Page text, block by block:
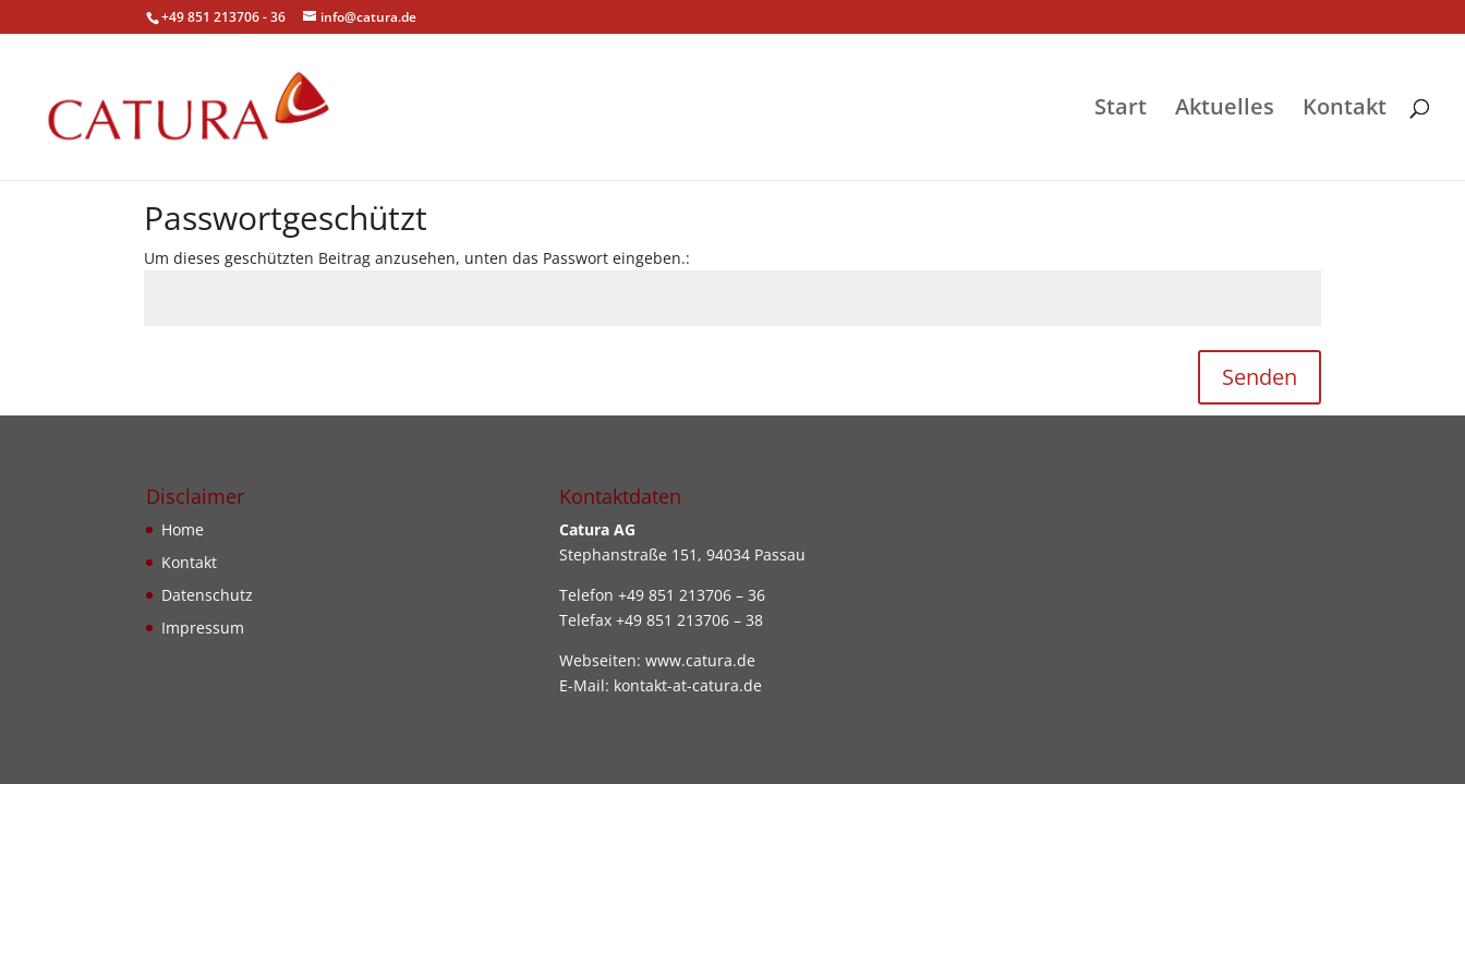
+49 851 213706 - 36 info@catura.de
Start Aktuelles Kontakt
Passwortgeschützt
Um dieses geschützten Beitrag anzusehen, unten das Passwort eingeben.:
Senden
Disclaimer
Home
Kontakt
Datenschutz
Impressum
Kontaktdaten
Catura AG
Stephanstraße 151, 94034 Passau
Telefon +49 851 213706 – 36
Telefax +49 851 213706 – 38
Webseiten: www.catura.de
E-Mail: kontakt-at-catura.de